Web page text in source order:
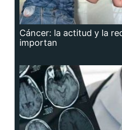
Cáncer: la actitud y la
importan